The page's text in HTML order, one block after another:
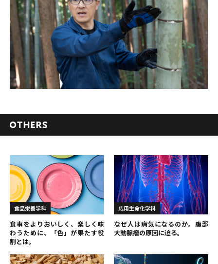
食品栄養学科
食事をよりおいしく、楽しく味
わうために、「色」が果たす役
割とは。
応用生命化学科
なぜ人は病気になるのか。腹部
大動脈瘤の原因に迫る。